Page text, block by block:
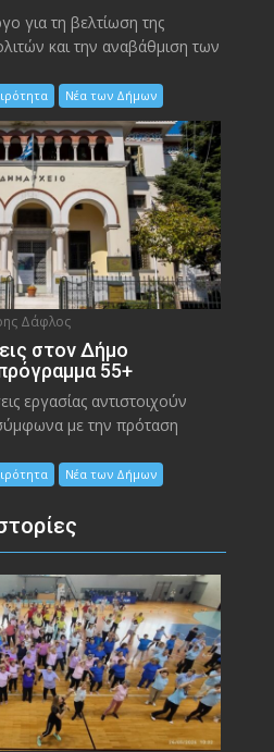
για τη βελτίωση της
και την αναβάθμιση των
Νέα των Δήμων
Δάφλος
στον Δήμο
55+
εργασίας αντιστοιχούν
με την πρόταση
Νέα των Δήμων